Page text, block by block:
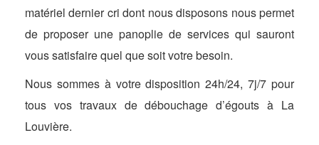
matériel dernier cri dont nous disposons nous permet
de proposer une panoplie de services qui sauront
vous satisfaire quel que soit votre besoin.
Nous sommes à votre disposition 24h/24, 7j/7 pour
tous vos travaux de débouchage d’égouts à La
Louvière.